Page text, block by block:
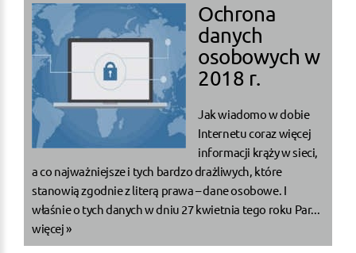
Ochrona
danych
osobowych w
2018 r.
Jak wiadomo w dobie
Internetu coraz więcej
informacji krąży w sieci,
a co najważniejsze i tych bardzo drażliwych, które
stanowią zgodnie z literą prawa – dane osobowe. I
właśnie o tych danych w dniu 27 kwietnia tego roku Par...
więcej »